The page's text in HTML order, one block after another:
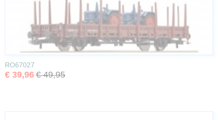
RO67027
€ 39,96 € 49,95